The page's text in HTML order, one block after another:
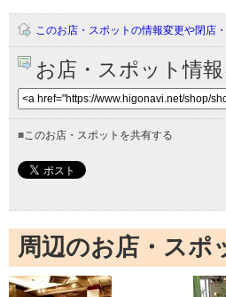
このお店・スポットの情報変更や閉店
お店・スポット情
■このお店・スポットを共有する
周辺のお店・スポ